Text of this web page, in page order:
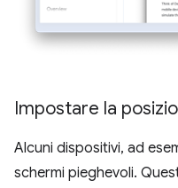
Impostare la
Alcuni dispositivi, ad
schermi pieghevoli.